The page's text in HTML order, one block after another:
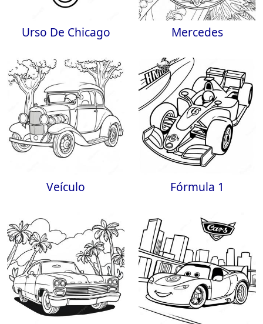
Urso De Chicago Mercedes
Veículo Fórmula 1